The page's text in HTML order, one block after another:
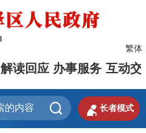
繁体
解读回应 办事服务 互动交
  长者模式